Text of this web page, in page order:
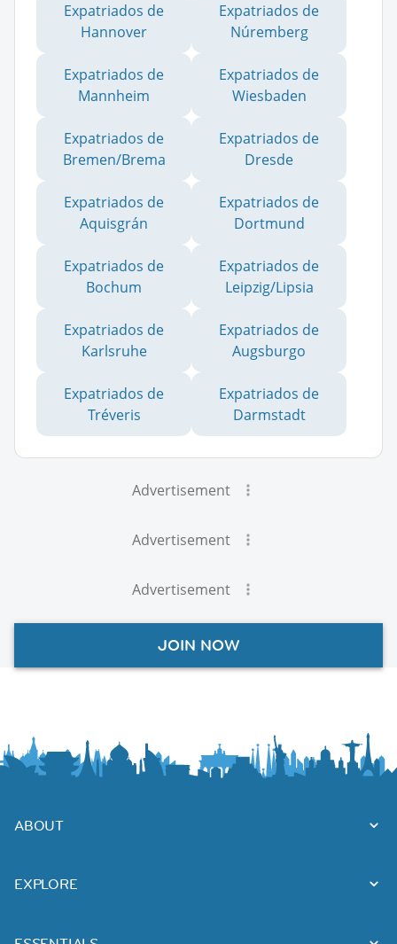
Expatriados de
Hannover
Expatriados de
Núremberg
Expatriados de
Mannheim
Expatriados de
Wiesbaden
Expatriados de
Bremen/Brema
Expatriados de
Dresde
Expatriados de
Aquisgrán
Expatriados de
Dortmund
Expatriados de
Bochum
Expatriados de
Leipzig/Lipsia
Expatriados de
Karlsruhe
Expatriados de
Augsburgo
Expatriados de
Tréveris
Expatriados de
Darmstadt
Advertisement
Advertisement
Advertisement
JOIN NOW
ABOUT
EXPLORE